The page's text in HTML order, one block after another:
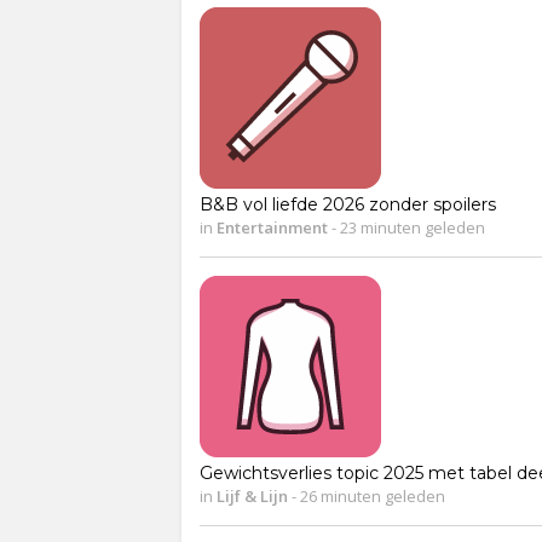
B&B vol liefde 2026 zonder spoilers
in Entertainment-23 minuten geleden
Gewichtsverlies topic 2025 met tabel
in Lijf & Lijn -26 minuten geleden